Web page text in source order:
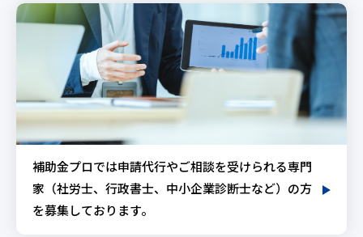
補助金プロでは申請代行やご相談を受けられる専門
家（社労士、行政書士、中小企業診断士など）の方
を募集しております。